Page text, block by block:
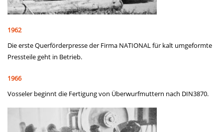
1962
Die erste Querförderpresse der Firma NATIONAL für kalt umgeformte
Pressteile geht in Betrieb.
1966
Vosseler beginnt die Fertigung von Überwurfmuttern nach DIN3870.